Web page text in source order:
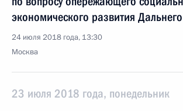
экономического развития
24 июля 2018 года, 13:30
Москва
23 июля 2018 года, понедельник